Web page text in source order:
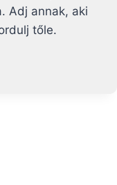
Adj annak, aki
tőle.